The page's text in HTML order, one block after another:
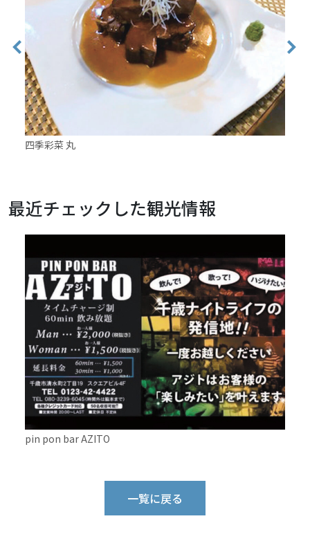
四季彩菜 丸
最近チェックした観光情報
pin pon bar AZITO
一覧に戻る